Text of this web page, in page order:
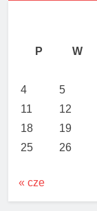
P W
4
5
11
12
18
19
25
26
« cze